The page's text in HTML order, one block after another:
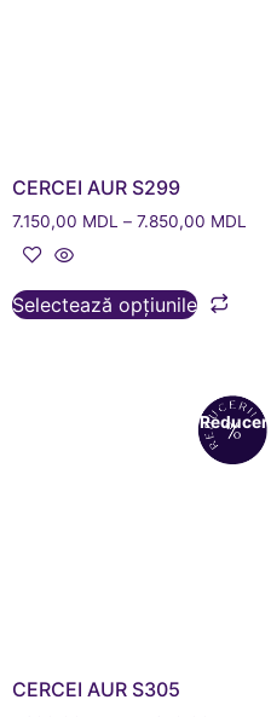
CERCEI AUR S299
7.150,00 MDL – 7.850,00 MDL
Selectează opțiunile
Reduceri!
CERCEI AUR S305